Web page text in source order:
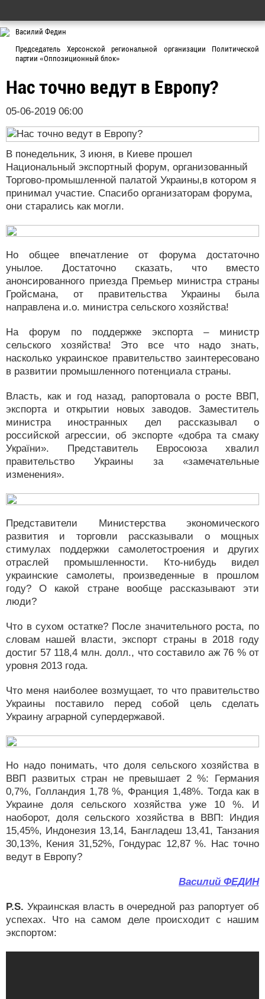
Василий Федин
Председатель Херсонской региональной организации Политической
партии «Оппозиционный блок»
Нас точно ведут в Европу?
05-06-2019 06:00
В понедельник, 3 июня, в Киеве прошел
Национальный экспортный форум, организованный
Торгово-промышленной палатой Украины,в котором я
принимал участие. Спасибо организаторам форума,
они старались как могли.
Но общее впечатление от форума достаточно
унылое. Достаточно сказать, что вместо
анонсированного приезда Премьер министра страны
Гройсмана, от правительства Украины была
направлена и.о. министра сельского хозяйства!
На форум по поддержке экспорта – министр
сельского хозяйства! Это все что надо знать,
насколько украинское правительство заинтересовано
в развитии промышленного потенциала страны.
Власть, как и год назад, рапортовала о росте ВВП,
экспорта и открытии новых заводов. Заместитель
министра иностранных дел рассказывал о
российской агрессии, об экспорте «добра та смаку
України». Представитель Евросоюза хвалил
правительство Украины за «замечательные
изменения».
Представители Министерства экономического
развития и торговли рассказывали о мощных
стимулах поддержки самолетостроения и других
отраслей промышленности. Кто-нибудь видел
украинские самолеты, произведенные в прошлом
году? О какой стране вообще рассказывают эти
люди?
Что в сухом остатке? После значительного роста, по
словам нашей власти, экспорт страны в 2018 году
достиг 57 118,4 млн. долл., что составило аж 76 % от
уровня 2013 года.
Что меня наиболее возмущает, то что правительство
Украины поставило перед собой цель сделать
Украину аграрной супердержавой.
Но надо понимать, что доля сельского хозяйства в
ВВП развитых стран не превышает 2 %: Германия
0,7%, Голландия 1,78 %, Франция 1,48%. Тогда как в
Украине доля сельского хозяйства уже 10 %. И
наоборот, доля сельского хозяйства в ВВП: Индия
15,45%, Индонезия 13,14, Бангладеш 13,41, Танзания
30,13%, Кения 31,52%, Гондурас 12,87 %. Нас точно
ведут в Европу?
Василий ФЕДИН
P.S. Украинская власть в очередной раз рапортует об
успехах. Что на самом деле происходит с нашим
экспортом: